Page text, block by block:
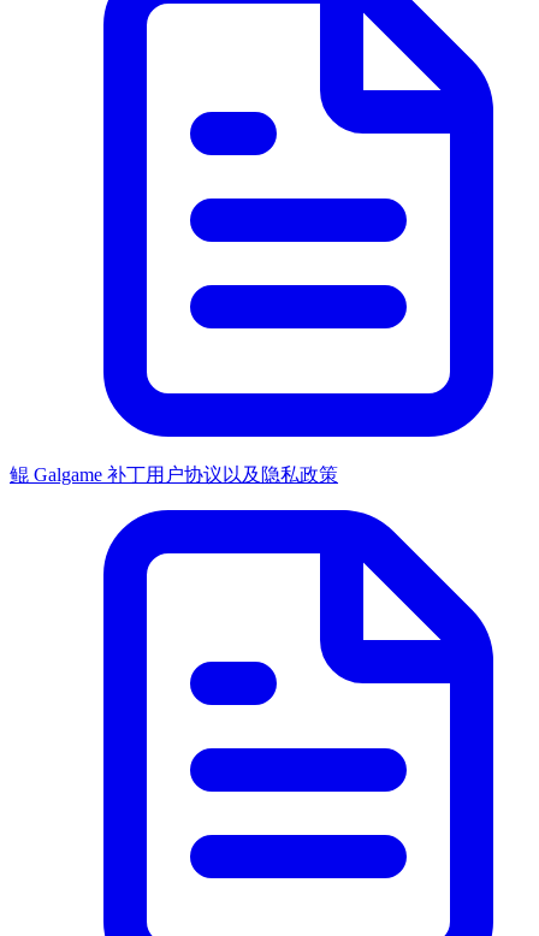
鲲 Galgame 补丁用户协议以及隐私政策